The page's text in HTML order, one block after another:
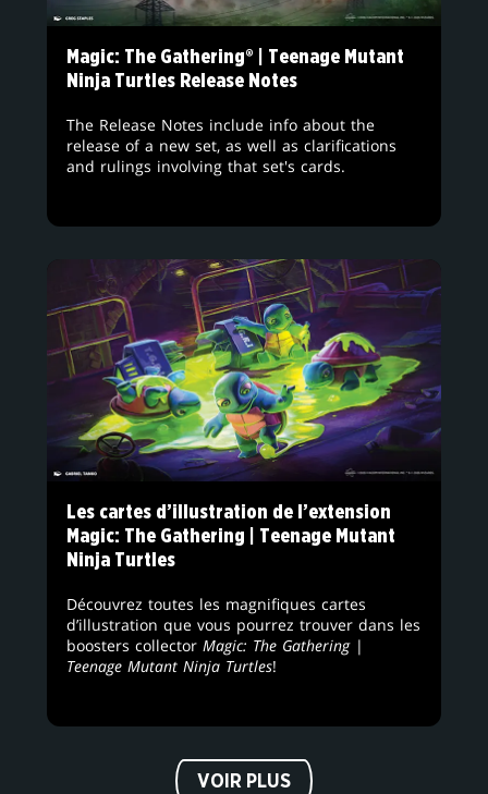
Magic: The Gathering® | Teenage Mutant
Ninja Turtles Release Notes
The Release Notes include info about the
release of a new set, as well as clarifications
and rulings involving that set's cards.
Les cartes d’illustration de l’extension
Magic: The Gathering | Teenage Mutant
Ninja Turtles
Découvrez toutes les magnifiques cartes
d’illustration que vous pourrez trouver dans les
boosters collector Magic: The Gathering|
Teenage Mutant Ninja Turtles!
VOIR PLUS